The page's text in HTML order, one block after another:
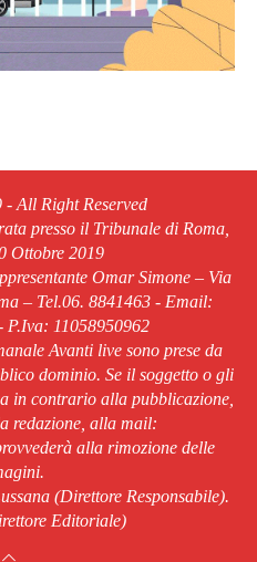
All Right Reserved
presso il Tribunale di Roma,
Ottobre 2019
Omar Simone – Via
– Tel.06. 8841463 - Email:
11058950962
Avanti live sono prese da
dominio. Se il soggetto o gli
in contrario alla pubblicazione,
redazione, alla mail:
alla rimozione delle
(Direttore Responsabile).
Editoriale)